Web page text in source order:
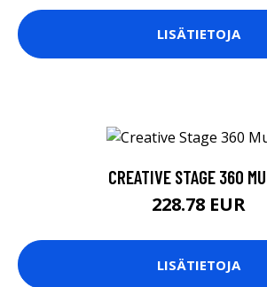
LISÄTIETOJA
CREATIVE STAGE 360
228.78 EUR
LISÄTIETOJA